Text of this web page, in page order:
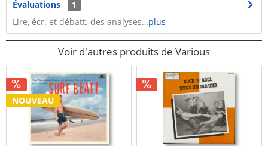
Évaluations
1
Lire, écr. et débatt. des analyses…plus
Voir d'autres produits de Various
NOUVEAU